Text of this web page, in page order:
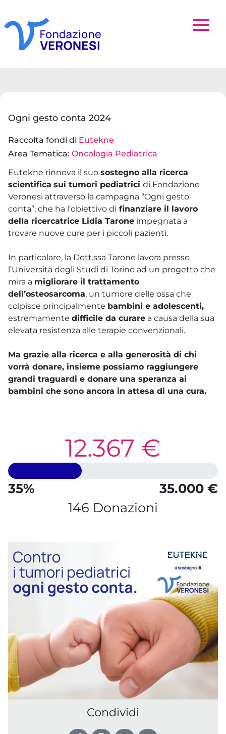
Ogni gesto conta 2024
Raccolta fondi di Eutekne
Area Tematica: Oncologia Pediatrica
Eutekne rinnova il suo sostegno alla ricerca
scientifica sui tumori pediatrici di Fondazione
Veronesi attraverso la campagna “Ogni gesto
conta”, che ha l’obiettivo di finanziare il lavoro
della ricercatrice Lidia Tarone impegnata a
trovare nuove cure per i piccoli pazienti.
In particolare, la Dott.ssa Tarone lavora presso
l’Università degli Studi di Torino ad un progetto che
mira a migliorare il trattamento
dell’osteosarcoma, un tumore delle ossa che
colpisce principalmente bambini e adolescenti,
estremamente difficile da curare a causa della sua
elevata resistenza alle terapie convenzionali.
Ma grazie alla ricerca e alla generosità di chi
vorrà donare, insieme possiamo raggiungere
grandi traguardi e donare una speranza ai
bambini che sono ancora in attesa di una cura.
12.367 €
35%
35.000 €
146 Donazioni
Condividi